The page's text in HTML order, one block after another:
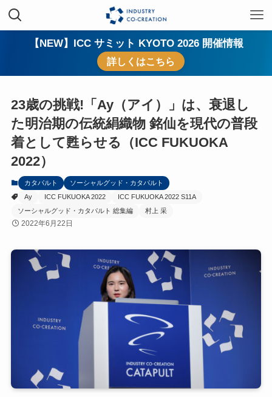
【NEW】ICC サミット KYOTO 2026 開催情報
詳しくはこちら
23歳の挑戦!「Ay（アイ）」は、衰退し
た明治期の伝統絹織物 銘仙を現代の普段
着として甦らせる（ICC FUKUOKA
2022）
カタパルト
ソーシャルグッド・カタパルト
Ay
ICC FUKUOKA 2022
ICC FUKUOKA 2022 S11A
ソーシャルグッド・カタパルト 総集編
村上 采
2022年6月22日